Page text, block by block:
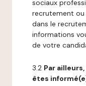
sociaux
recrutement ou
dans le
informations
de votre
3.2 Par
êtes